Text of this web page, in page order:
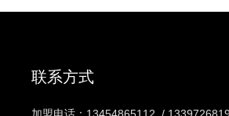
联系方式
加盟电话： 13454865112 /